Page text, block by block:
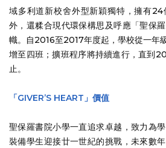
域多利道新校舍外型新穎獨特，擁有24
外，還糅合現代環保構思及呼應「聖保
幟。自2016至2017年度起，學校從一年
增至四班；擴班程序將持續進行，直到
止。
「GIVER’S HEART」價值
聖保羅書院小學一直追求卓越，致力為
裝備學生迎接廿一世紀的挑戰，未來數